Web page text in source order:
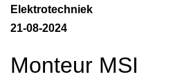
Elektrotechniek
21-08-2024
Monteur MSI